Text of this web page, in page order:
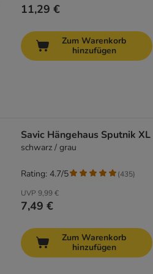
11,29 €
Zum Warenkorb
hinzufügen
Savic Hängehaus Sputnik XL
schwarz / grau
UVP 9,99 €
7,49 €
Rating: 4.7/5 (435)
Zum Warenkorb
hinzufügen